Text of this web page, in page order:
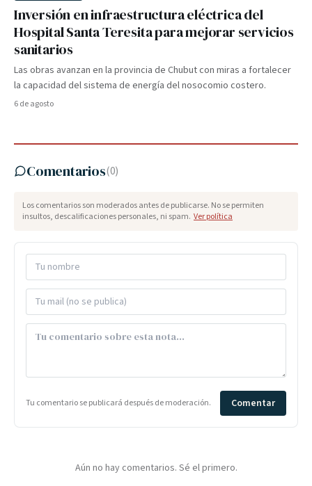
Inversión en infraestructura eléctrica del
Hospital Santa Teresita para mejorar servicios
sanitarios
Las obras avanzan en la provincia de Chubut con miras a fortalecer
la capacidad del sistema de energía del nosocomio costero.
6 de agosto
Comentarios(0)
Los comentarios son moderados antes de publicarse. No se permiten
insultos, descalificaciones personales, ni spam. Ver política
Tu comentario se publicará después de moderación. Comentar
Aún no hay comentarios. Sé el primero.